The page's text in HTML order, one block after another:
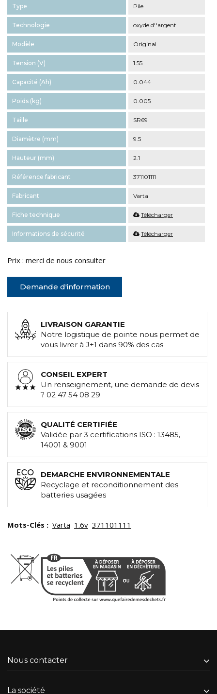
Type Pile
Technologie oxyde d''argent
Modèle Original
Tension (V) 1.55
Capacité (Ah) 0.044
Poids (kg) 0.005
Taille SR69
Diamètre (mm) 9.5
Hauteur (mm) 2.1
Référence fabricant 371101111
Fabricant Varta
Fiche technique Télécharger
Informations de sécurité Télécharger
Prix : merci de nous consulter
Demande d'information
LIVRAISON GARANTIE
Notre logistique de pointe nous permet de
vous livrer à J+1 dans 90% des cas
CONSEIL EXPERT
Un renseignement, une demande de devis
? 02 47 54 08 29
QUALITÉ CERTIFIÉE
Validée par 3 certifications ISO : 13485,
14001 & 9001
DEMARCHE ENVIRONNEMENTALE
Recyclage et reconditionnement des
batteries usagées
Mots-Clés : Varta 1.6v 371101111
Nous contacter
La société